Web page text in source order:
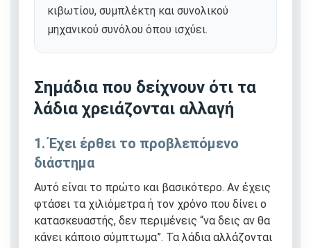
κιβωτίου, συμπλέκτη και συνολικού
μηχανικού συνόλου όπου ισχύει.
Σημάδια που δείχνουν ότι τα
λάδια χρειάζονται αλλαγή
1. Έχει έρθει το προβλεπόμενο
διάστημα
Αυτό είναι το πρώτο και βασικότερο. Αν έχεις
φτάσει τα χιλιόμετρα ή τον χρόνο που δίνει ο
κατασκευαστής, δεν περιμένεις “να δεις αν θα
κάνει κάποιο σύμπτωμα”. Τα λάδια αλλάζονται